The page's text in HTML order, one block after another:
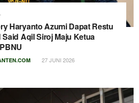
Haryanto Azumi Dapat Restu
Said Aqil Siroj Maju Ketua
27 JUNI 2026